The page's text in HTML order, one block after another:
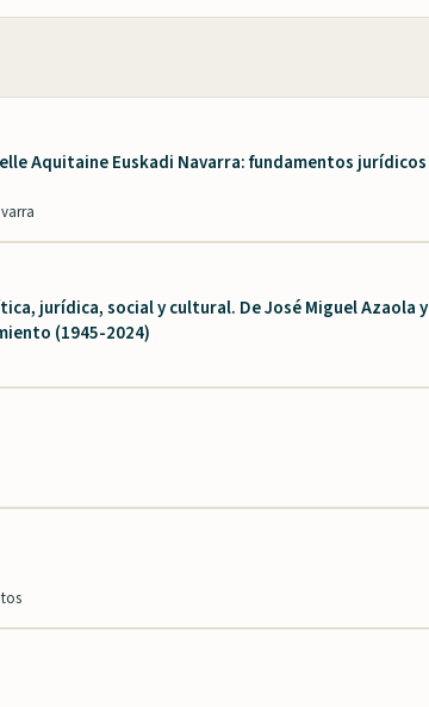
Aquitaine Euskadi Navarra: fundamentos jurídicos
jurídica, social y cultural. De José Miguel Azaola y
(1945-2024)